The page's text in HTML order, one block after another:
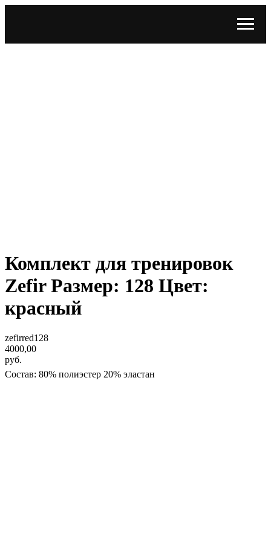
Комплект для тренировок
Zefir Размер: 128 Цвет:
красный
zefirred128
4000,00
руб.
Состав: 80% полиэстер 20% эластан